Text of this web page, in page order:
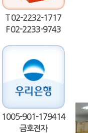
T 02-2232-1717
F 02-2233-9743
1005-901-179414
금호전자